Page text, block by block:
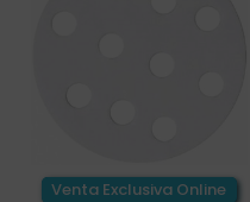
Venta Exclusiva Online